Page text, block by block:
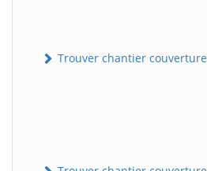
Trouver chantier